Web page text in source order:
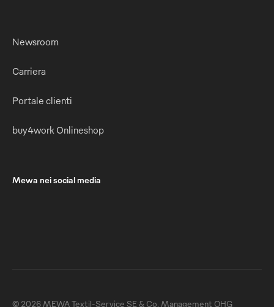
Newsroom
Carriera
Portale clienti
buy4work Onlineshop
Mewa nei social media
© 2026 MEWA Textil-Service SE & Co. Management OHG